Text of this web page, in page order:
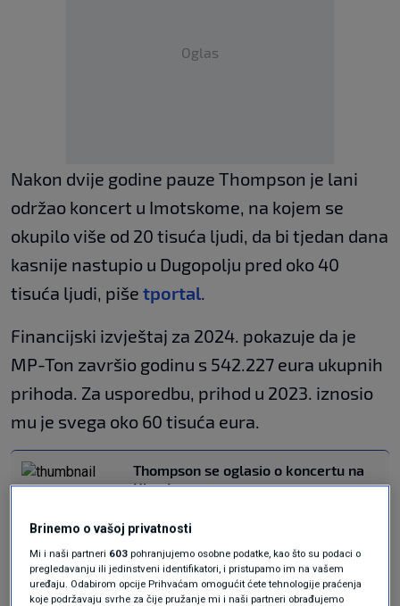
Oglas
Nakon dvije godine pauze Thompson je lani
održao koncert u Imotskome, na kojem se
okupilo više od 20 tisuća ljudi, da bi tjedan dana
kasnije nastupio u Dugopolju pred oko 40
tisuća ljudi, piše tportal
Financijski izvještaj za 2024. pokazuje da je
MP-Ton završio godinu s 542.227 eura ukupnih
prihoda. Za usporedbu, prihod u 2023. iznosio
mu je svega oko 60 tisuća eura.
Thompson se oglasio o koncertu na
Hipodromu
Nakon vijesti o napuštanju benda
oglasio se Marko Perković Thompson
VIJESTI 28. tra.
Brinemo o vašoj privatnosti
Mi i naši partneri 603 pohranjujemo osobne podatke, kao što su podaci o
pregledavanju ili jedinstveni identifikatori, i pristupamo im na vašem
uređaju. Odabirom opcije Prihvaćam omogućit ćete tehnologije praćenja
koje podržavaju svrhe za čije pružanje mi i naši partneri obrađujemo